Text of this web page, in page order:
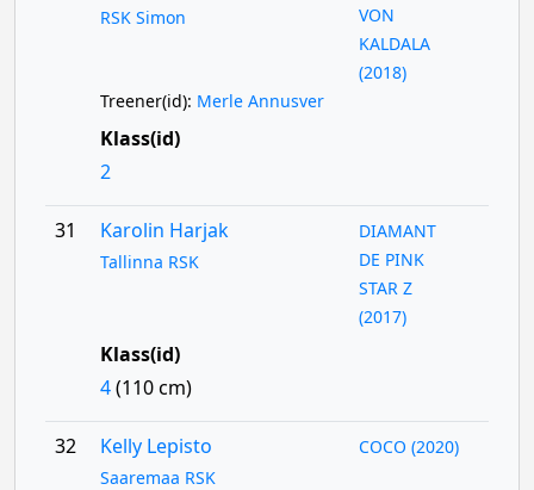
RSK Simon
VON
KALDALA
(2018)
Treener(id): Merle Annusver
Klass(id)
2
31 Karolin Harjak
Tallinna RSK
DIAMANT
DE PINK
STAR Z
(2017)
Klass(id)
4(110 cm)
32 Kelly Lepisto
Saaremaa RSK
COCO (2020)